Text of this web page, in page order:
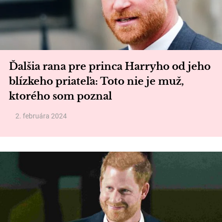
Ďalšia rana pre princa Harryho od jeho
blízkeho priateľa: Toto nie je muž,
ktorého som poznal
2. februára 2024